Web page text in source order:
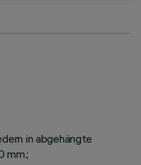
in abgehängte
mm.;